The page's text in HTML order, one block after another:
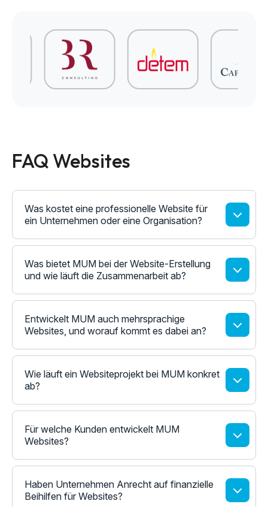
FAQ Websites
Was kostet eine professionelle Website für
ein Unternehmen oder eine Organisation?
Was bietet MUM bei der Website-Erstellung
und wie läuft die Zusammenarbeit ab?
Entwickelt MUM auch mehrsprachige
Websites, und worauf kommt es dabei an?
Wie läuft ein Websiteprojekt bei MUM konkret
ab?
Für welche Kunden entwickelt MUM
Websites?
Haben Unternehmen Anrecht auf finanzielle
Beihilfen für Websites?